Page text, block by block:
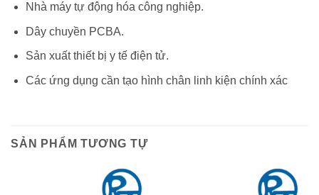
Nhà máy tự động hóa công nghiệp.
Dây chuyền PCBA.
Sản xuất thiết bị y tế điện tử.
Các ứng dụng cần tạo hình chân linh kiện chính xác
SẢN PHẨM TƯƠNG TỰ